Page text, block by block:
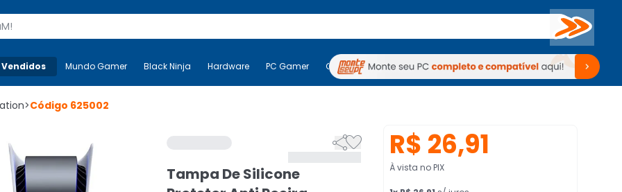
Buscar
Mais-v- Mundo Gamer Black Ninja Hardware PC Gamer Computadores Periféricos TV Venda no KaBuM!
Mundo Gamer Black Ninja Hardware PC Gamer Computadores Periféricos TV Venda no KaBuM!
>Código 625002

Tampa De Silicone
R$ 26,91
À vista no PIX